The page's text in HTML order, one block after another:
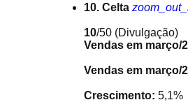
10. Celta
10/50 (Divulgação)
Vendas em março/
Vendas em março/
Crescimento: 5,1%